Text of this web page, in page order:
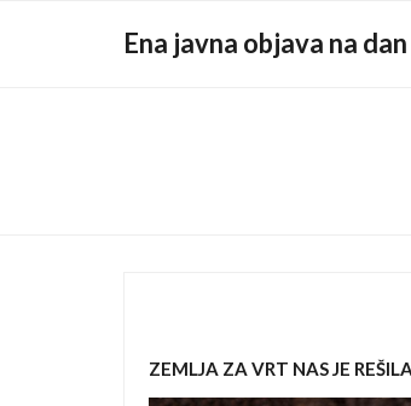
Ena javna objava na dan
ZEMLJA ZA VRT NAS JE